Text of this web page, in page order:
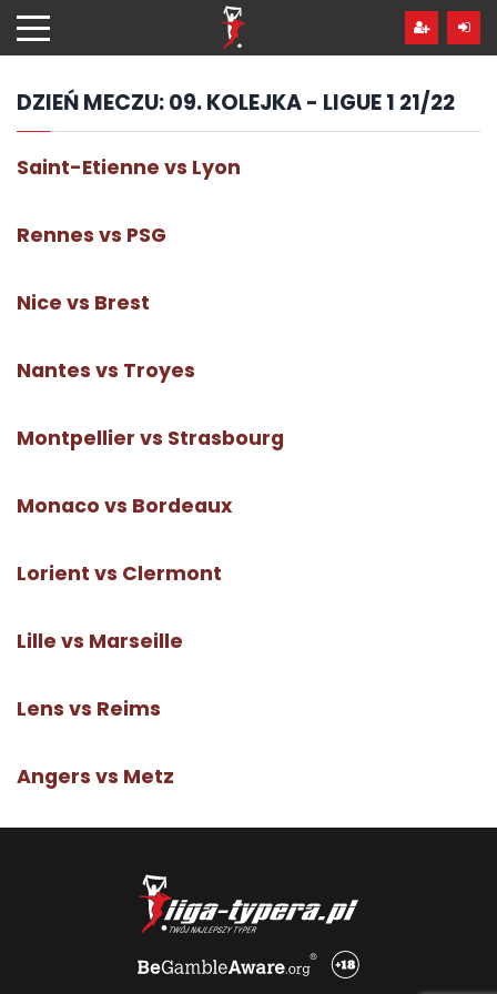
hdo
treści
DZIEŃ MECZU:09. KOLEJKA - LIGUE 1 21/22
Saint-Etienne vs Lyon
Rennes vs PSG
Nice vs Brest
Nantes vs Troyes
Montpellier vs Strasbourg
Monaco vs Bordeaux
Lorient vs Clermont
Lille vs Marseille
Lens vs Reims
Angers vs Metz